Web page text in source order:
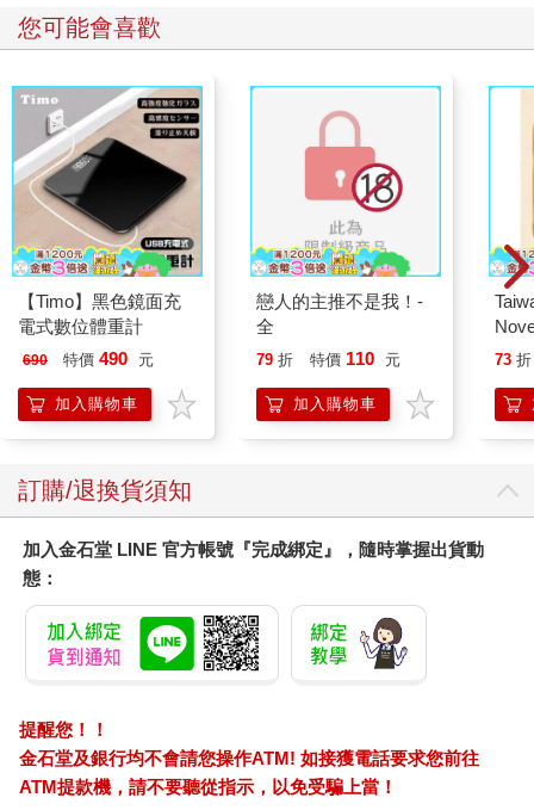
您可能會喜歡
【Timo】黑色鏡面充
電式數位體重計
690 特價 490 元
加入購物車
戀人的主推不是我！-
全
79 折 特價 110 元
加入購物車
73 折
訂購/退換貨須知
加入金石堂 LINE 官方帳號『完成綁定』，隨時掌握出貨動
態：
提醒您！！
金石堂及銀行均不會請您操作ATM! 如接獲電話要求您前往
ATM提款機，請不要聽從指示，以免受騙上當！